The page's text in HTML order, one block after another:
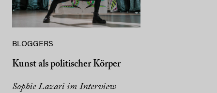
BLOGGERS
Kunst als politischer Körper
Sophie Lazari im Interview